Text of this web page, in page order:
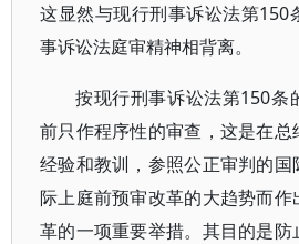
这显然与现行刑事诉讼法第150
事诉讼法庭审精神相背离。
按现行刑事诉讼法第150条
前只作程序性的审查，这是在
经验和教训，参照公正审判的
际上庭前预审改革的大趋势而
革的一项重要举措。其目的是